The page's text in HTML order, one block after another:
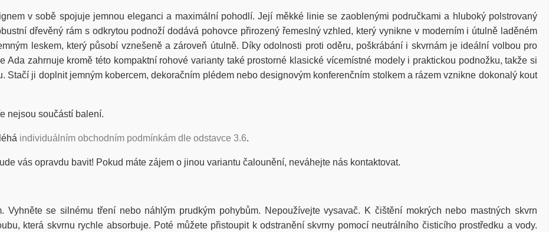
v sobě spojuje jemnou eleganci a maximální pohodlí. Její měkké linie se zaoblenými područkami a hluboký polstrovaný
dřevěný rám s odkrytou podnoží dodává pohovce přirozený řemeslný vzhled, který vynikne v moderním i útulně laděném
leskem, který působí vznešeně a zároveň útulně. Díky odolnosti proti oděru, poškrábání i skvrnám je ideální volbou pro
Ada zahrnuje kromě této kompaktní rohové varianty také prostorné klasické vícemístné modely i praktickou podnožku, takže si
Stačí ji doplnit jemným kobercem, dekoračním plédem nebo designovým konferenčním stolkem a rázem vznikne dokonalý kout
nejsou součástí balení.
individuálním obchodním podmínkám dle odstavce 3.6.
vás opravdu bavit! Pokud máte zájem o jinou variantu čalounění, neváhejte nás kontaktovat.
Vyhněte se silnému tření nebo náhlým prudkým pohybům. Nepoužívejte vysavač. K čištění mokrých nebo mastných skvrn
která skvrnu rychle absorbuje. Poté můžete přistoupit k odstranění skvrny pomocí neutrálního čisticího prostředku a vody.